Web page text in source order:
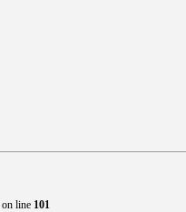
on line 101